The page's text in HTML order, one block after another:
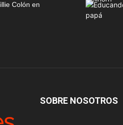
Colón en
SOBRE NOSOTROS